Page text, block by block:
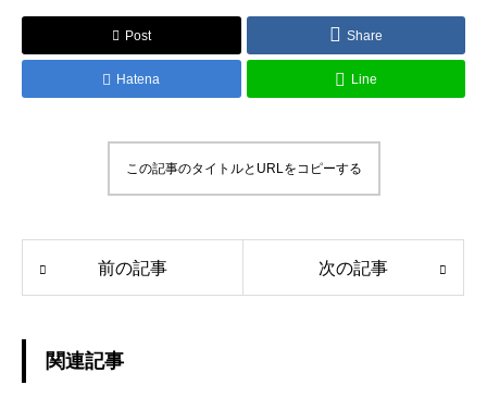
Post Share
Hatena Line
この記事のタイトルとURLをコピーする
前の記事 次の記事
関連記事